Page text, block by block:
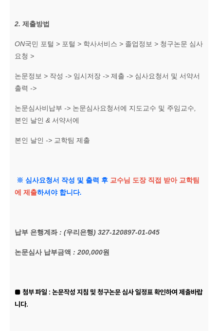
2. 제출방법
ON국민 포털 > 포털 > 학사서비스 > 졸업정보 > 청구논문 심사
요청 >
논문정보 > 작성 -> 임시저장 -> 제출 -> 심사요청서 및 서약서
출력 ->
논문심사비납부 -> 논문심사요청서에 지도교수 및 주임교수
본인 날인 & 서약서에
본인 날인 -> 교학팀 제출
※ 심사요청서 작성 및 출력 후 교수님 도장 직접 받아 교학팀
에 제출하셔야 합니다.
납부 은행계좌 : (우리은행) 327-120897-01-045
논문심사 납부금액 : 200,000원
■ 첨부 파일 : 논문작성 지침 및 청구논문 심사 일정표 확인하여 제출바랍
니다.